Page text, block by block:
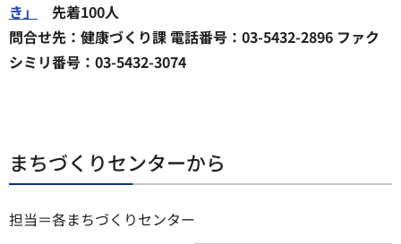
き」
先着100人
問合せ先：健康づくり課 電話番号：03-5432-2896 ファク
シミリ番号：03-5432-3074
まちづくりセンターから
担当＝各まちづくりセンター